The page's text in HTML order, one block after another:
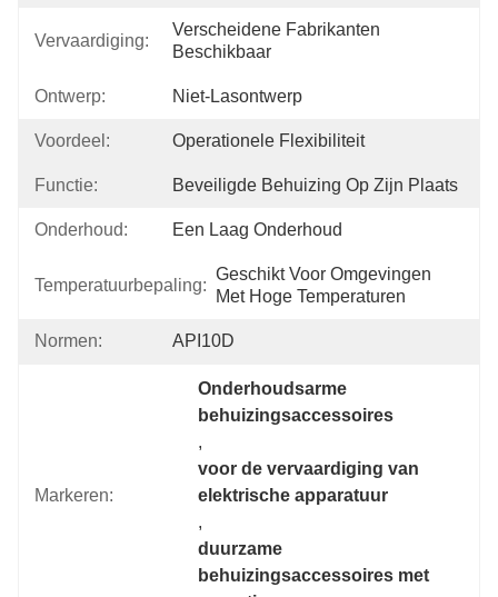
Vervaardiging:
Verscheidene Fabrikanten
Beschikbaar
Ontwerp: Niet-Lasontwerp
Voordeel: Operationele Flexibiliteit
Functie: Beveiligde Behuizing Op Zijn Plaats
Onderhoud: Een Laag Onderhoud
Temperatuurbepaling:
Geschikt Voor Omgevingen
Met Hoge Temperaturen
Normen: API10D
Markeren:
Onderhoudsarme
behuizingsaccessoires
,
voor de vervaardiging van
elektrische apparatuur
,
duurzame
behuizingsaccessoires met